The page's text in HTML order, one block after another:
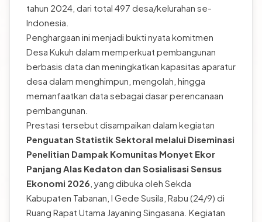
tahun 2024, dari total 497 desa/kelurahan se-
Indonesia.
Penghargaan ini menjadi bukti nyata komitmen
Desa Kukuh dalam memperkuat pembangunan
berbasis data dan meningkatkan kapasitas aparatur
desa dalam menghimpun, mengolah, hingga
memanfaatkan data sebagai dasar perencanaan
pembangunan.
Prestasi tersebut disampaikan dalam kegiatan
Penguatan Statistik Sektoral melalui Diseminasi
Penelitian Dampak Komunitas Monyet Ekor
Panjang Alas Kedaton dan Sosialisasi Sensus
Ekonomi 2026 , yang dibuka oleh Sekda
Kabupaten Tabanan, I Gede Susila, Rabu (24/9) di
Ruang Rapat Utama Jayaning Singasana. Kegiatan